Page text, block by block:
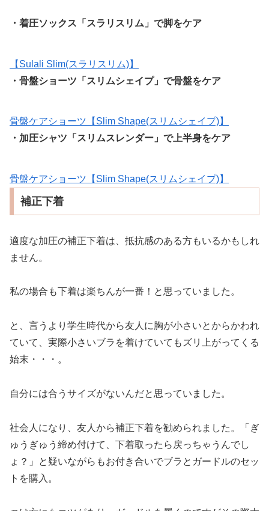
・着圧ソックス「スラリスリム」で脚をケア
【Sulali Slim(スラリスリム)】
・骨盤ショーツ「スリムシェイプ」で骨盤をケア
骨盤ケアショーツ【Slim Shape(スリムシェイプ)】
・加圧シャツ「スリムスレンダー」で上半身をケア
骨盤ケアショーツ【Slim Shape(スリムシェイプ)】
補正下着
適度な加圧の補正下着は、抵抗感のある方もいるかもしれ
ません。
私の場合も下着は楽ちんが一番！と思っていました。
と、言うより学生時代から友人に胸が小さいとからかわれ
ていて、実際小さいブラを着けていてもズリ上がってくる
始末・・・。
自分には合うサイズがないんだと思っていました。
社会人になり、友人から補正下着を勧められました。「ぎ
ゅうぎゅう締め付けて、下着取ったら戻っちゃうんでし
ょ？」と疑いながらもお付き合いでブラとガードルのセッ
トを購入。